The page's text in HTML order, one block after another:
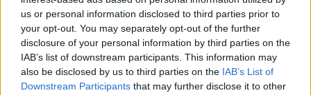
us or personal information disclosed to third parties prior to
your opt-out. You may separately opt-out of the further
disclosure of your personal information by third parties on the
IAB’s list of downstream participants. This information may
also be disclosed by us to third parties on the IAB’s List of
Downstream Participants that may further disclose it to other
Το Star Wars στο Kingdom Hearts III; Θα
μπορούσε!
BY ΣΤΈΦΑΝΟΣ ΑΝΑΓΝΏΣΤΟΥ 09/07/2013
Η Square Enix αναπτύσσει τη σειρά Kingdom Hearts σε
συνεργασία με την Disney. Η Disney αγόρασε πρόσφατα